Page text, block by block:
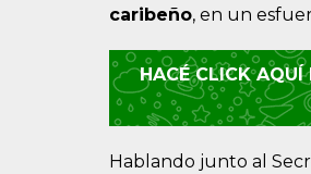
caribeño, en un
HACÉ CLICK AQUÍ
Hablando junto al